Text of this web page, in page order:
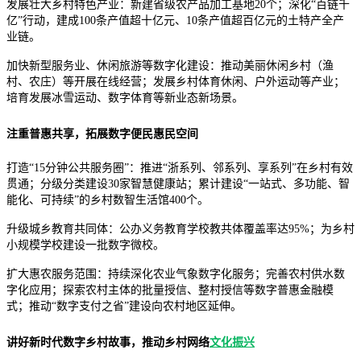
发展壮大乡村特色产业：新建省级农产品加工基地20个；深化“百链千
亿”行动，建成100条产值超十亿元、10条产值超百亿元的土特产全产
业链。
加快新型服务业、休闲旅游等数字化建设：推动美丽休闲乡村（渔
村、农庄）等开展在线经营；发展乡村体育休闲、户外运动等产业；
培育发展冰雪运动、数字体育等新业态新场景。
注重普惠共享，拓展数字便民惠民空间
打造“15分钟公共服务圈”：推进“浙系列、邻系列、享系列”在乡村有效
贯通；分级分类建设30家智慧健康站；累计建设“一站式、多功能、智
能化、可持续”的乡村数智生活馆400个。
升级城乡教育共同体：公办义务教育学校教共体覆盖率达95%；为乡村
小规模学校建设一批数字微校。
扩大惠农服务范围：持续深化农业气象数字化服务；完善农村供水数
字化应用；探索农村主体的批量授信、整村授信等数字普惠金融模
式；推动“数字支付之省”建设向农村地区延伸。
讲好新时代数字乡村故事，推动乡村网络文化振兴